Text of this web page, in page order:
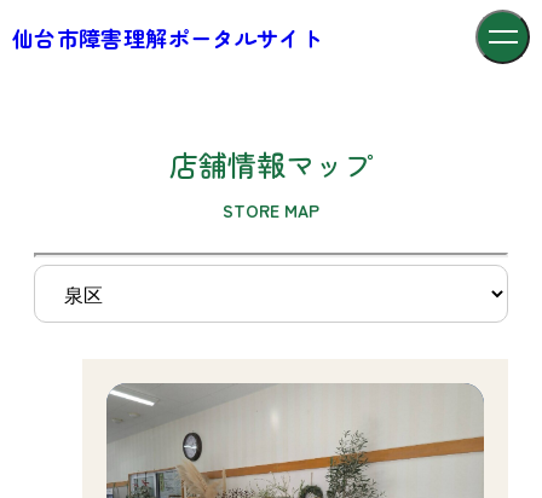
仙台市障害理解ポータルサイト
店舗情報マップ
STORE MAP